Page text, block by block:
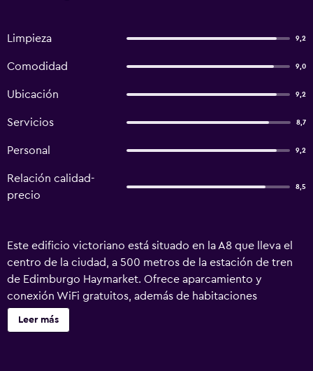
Limpieza 9,2
Comodidad 9,0
Ubicación 9,2
Servicios 8,7
Personal 9,2
Relación calidad-
precio
8,5
Este edificio victoriano está situado en la A8 que lleva el
centro de la ciudad, a 500 metros de la estación de tren
de Edimburgo Haymarket. Ofrece aparcamiento y
conexión WiFi gratuitos, además de habitaciones
decoradas al estilo tradicional. El Ashgrove House está en
una de las rutas principales que llevan al centro de
Leer más